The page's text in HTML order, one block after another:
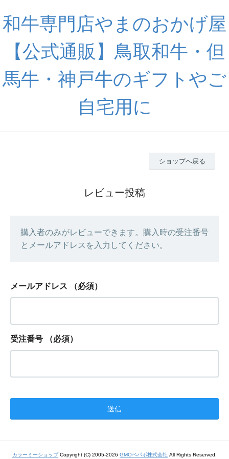
和牛専門店やまのおかげ屋
【公式通販】鳥取和牛・但
馬牛・神戸牛のギフトやご
自宅用に
ショップへ戻る
レビュー投稿
購入者のみがレビューできます。購入時の受注番号
とメールアドレスを入力してください。
メールアドレス （必須）
受注番号 （必須）
カラーミーショップCopyright (C) 2005-2026 GMOペパボ株式会社 All Rights Reserved.